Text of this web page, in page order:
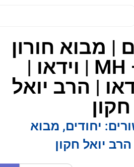
| מבוא חורון
תשעו – MH | וידאו |
| הרב יואל
חקון
יחודים,מבוא
יואל חקון